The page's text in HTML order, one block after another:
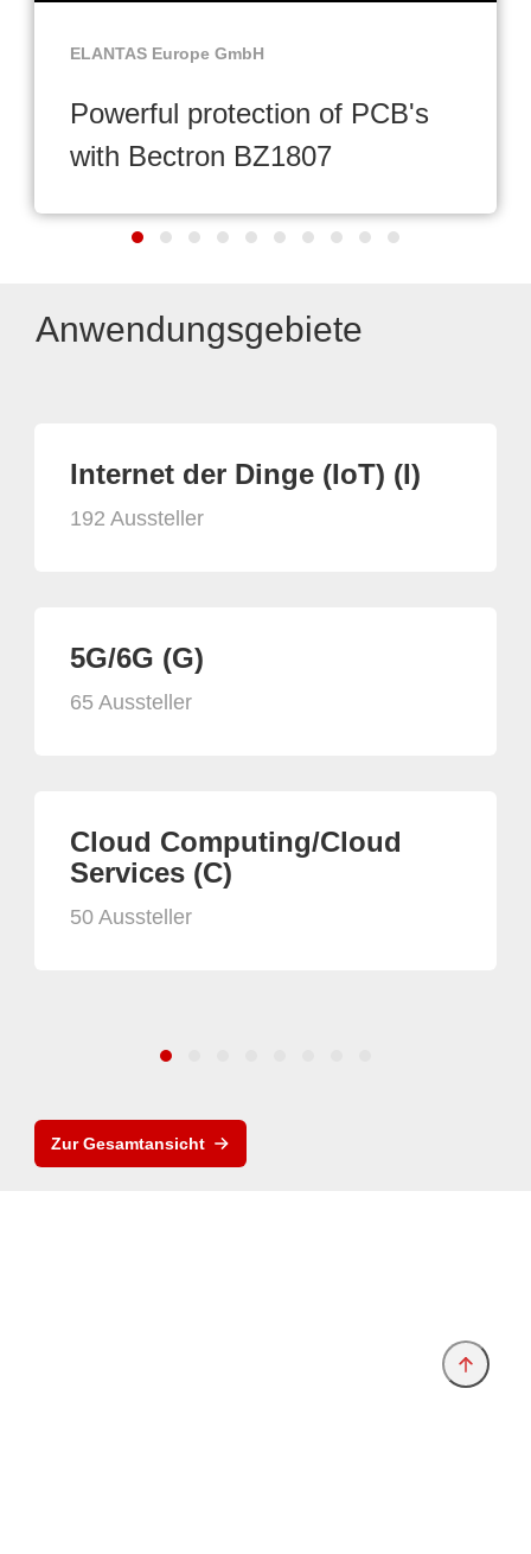
ELANTAS Europe GmbH
Powerful protection of PCB's
with Bectron BZ1807
Anwendungsgebiete
Internet der Dinge (IoT) (I)
192 Aussteller
5G/6G (G)
65 Aussteller
Cloud Computing/Cloud
Services (C)
50 Aussteller
Zur Gesamtansicht